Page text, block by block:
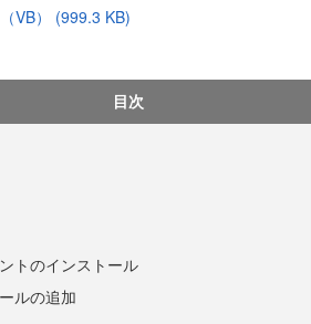
VB） (999.3 KB)
目次
トのインストール
ルの追加